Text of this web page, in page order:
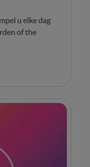
u elke dag
of the